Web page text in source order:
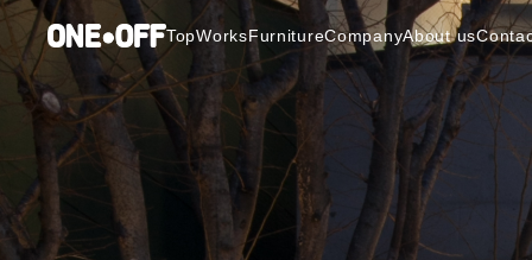
TopWorksFurnitureCompanyAbout us